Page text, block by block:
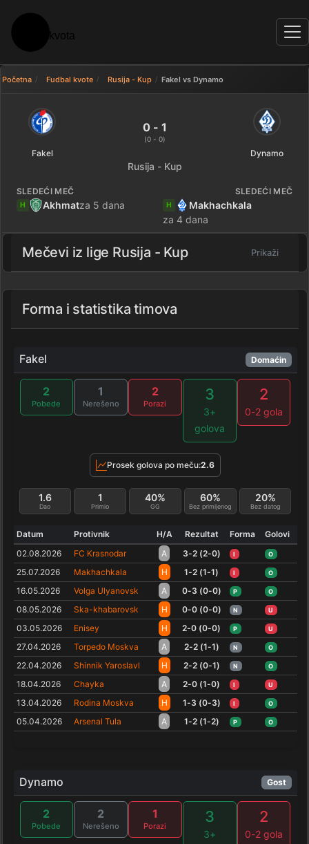
Početna Fudbal kvote Rusija - Kup Fakel vs Dynamo
Fakel 0 - 1 Dynamo — rezultat
Fakel
0 - 1
(0 - 0)
Dynamo
Rusija - Kup
SLEDEĆI MEČ
H Akhmatza 5 dana
SLEDEĆI MEČ
H
Makhachkala
za 4 dana
Mečevi iz lige Rusija - Kup Prikaži
Forma i statistika timova
Fakel Domaćin
2
Pobede
1
Nerešeno
2
Porazi
3
3+
golova
2
0-2 gola
Prosek golova po meču:2.6
Dao
1.6
Primio
1
GG
40%
Bez primljenog
60%
Bez datog
20%
Datum Protivnik H/A Rezultat Forma
Golovi
02.08.2026
FC Krasnodar A 3-2 (2-0) I O
25.07.2026 Makhachkala H 1-2 (1-1) I O
16.05.2026 Volga Ulyanovsk A 0-3 (0-0) P O
08.05.2026 Ska-khabarovsk H 0-0 (0-0) N U
03.05.2026 Enisey H 2-0 (0-0) P U
27.04.2026 Torpedo Moskva A 2-2 (1-1) N O
22.04.2026 Shinnik Yaroslavl H 2-2 (0-1) N O
18.04.2026 Chayka A 2-0 (1-0) I U
13.04.2026 Rodina Moskva H 1-3 (0-3) I O
05.04.2026 Arsenal Tula A 1-2 (1-2) P O
Dynamo Gost
2
Pobede
2
Nerešeno
1
Porazi
3
3+
2
0-2 gola